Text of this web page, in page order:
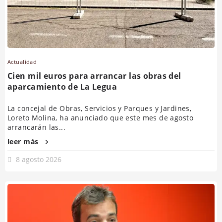
Actualidad
Cien mil euros para arrancar las obras del
aparcamiento de La Legua
La concejal de Obras, Servicios y Parques y Jardines,
Loreto Molina, ha anunciado que este mes de agosto
arrancarán las...
leer más
8 agosto 2026